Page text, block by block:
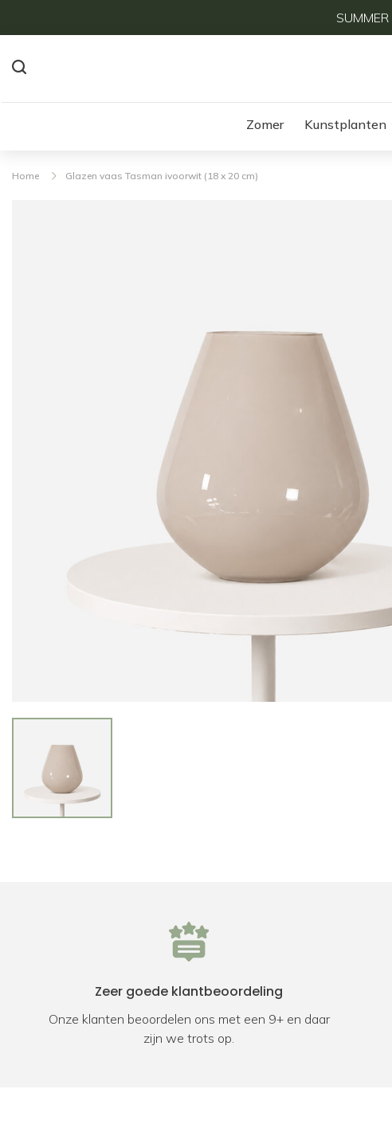
Zomer Kunstplanten
Home Glazen vaas Tasman ivoorwit (18 x 20 cm)
Zeer goede klantbeoordeling
Onze klanten beoordelen ons met een 9+ en daar
zijn we trots op.